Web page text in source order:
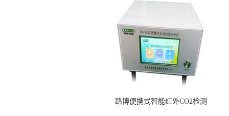
路博便携式智能红外CO2检测